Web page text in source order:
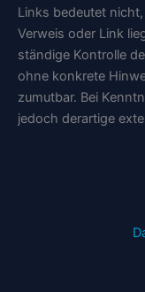
Links bedeutet
Verweis oder Link
ständige Kontrolle
ohne konkrete
zumutbar. Bei
jedoch derartige